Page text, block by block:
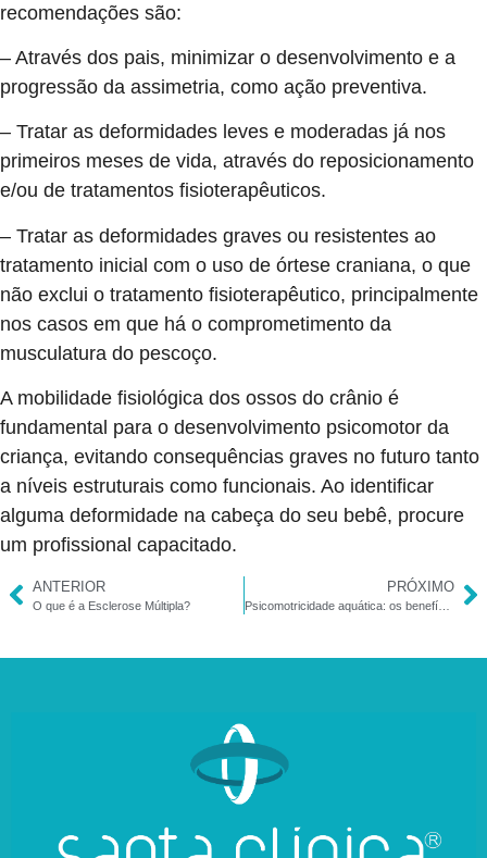
recomendações são:
– Através dos pais, minimizar o desenvolvimento e a
progressão da assimetria, como ação preventiva.
– Tratar as deformidades leves e moderadas já nos
primeiros meses de vida, através do reposicionamento
e/ou de tratamentos fisioterapêuticos.
– Tratar as deformidades graves ou resistentes ao
tratamento inicial com o uso de órtese craniana, o que
não exclui o tratamento fisioterapêutico, principalmente
nos casos em que há o comprometimento da
musculatura do pescoço.
A mobilidade fisiológica dos ossos do crânio é
fundamental para o desenvolvimento psicomotor da
criança, evitando consequências graves no futuro tanto
a níveis estruturais como funcionais. Ao identificar
alguma deformidade na cabeça do seu bebê, procure
um profissional capacitado.
ANTERIOR
O que é a Esclerose Múltipla?
PRÓXIMO
Psicomotricidade aquática: os benefícios do tratamento combinado com o movimento na água